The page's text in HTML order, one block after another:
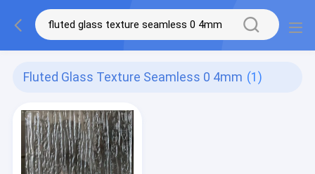
Fluted Glass Texture Seamless 0 4mm (1)